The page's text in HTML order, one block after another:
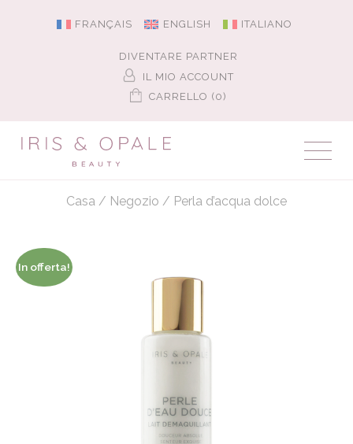
FRANÇAIS ENGLISH ITALIANO
DIVENTARE PARTNER
IL MIO ACCOUNT
CARRELLO (0)
Casa/ Negozio / Perla d’acqua dolce
In offerta!